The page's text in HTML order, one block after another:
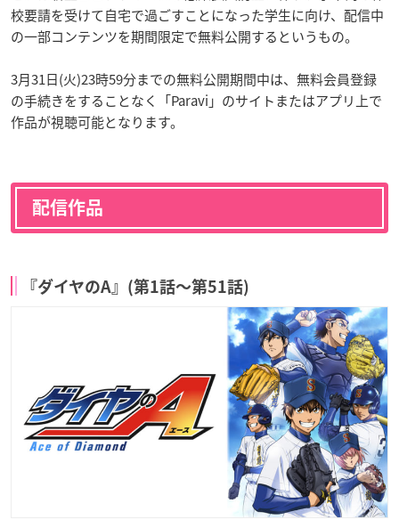
校要請を受けて自宅で過ごすことになった学生に向け、配信中
の一部コンテンツを期間限定で無料公開するというもの。
3月31日(火)23時59分までの無料公開期間中は、無料会員登録
の手続きをすることなく「Paravi」のサイトまたはアプリ上で
作品が視聴可能となります。
配信作品
『ダイヤのA』(第1話〜第51話)